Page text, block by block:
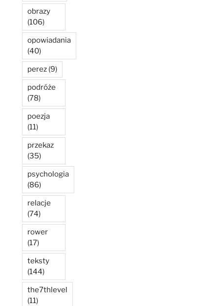
obrazy
(106)
opowiadania
(40)
perez (9)
podróże
(78)
poezja
(11)
przekaz
(35)
psychologia
(86)
relacje
(74)
rower
(17)
teksty
(144)
the7thlevel
(11)